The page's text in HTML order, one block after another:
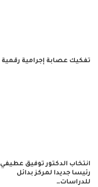
تفكيك عصابة إجرامية رقمية
انتخاب الدكتور توفيق عطيفي
رئيسا جديدا لمركز بدائل
للدراسات…